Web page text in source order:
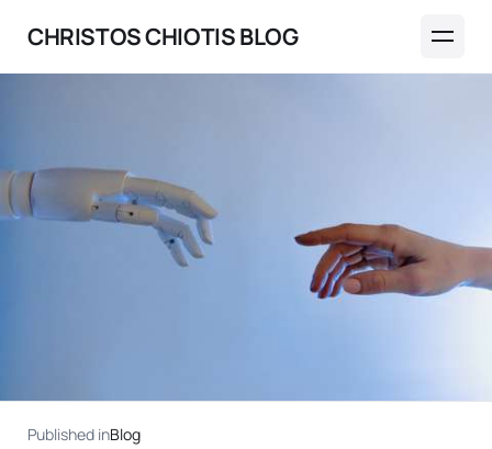
CHRISTOS CHIOTIS BLOG
Published inBlog